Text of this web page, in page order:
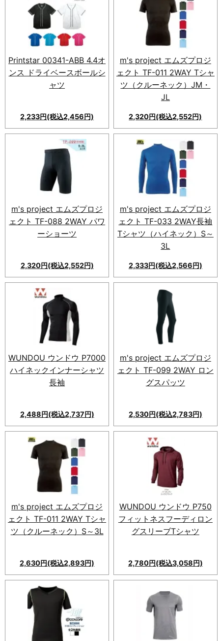
Printstar 00341-ABB 4.4オ
ンス ドライベースボールシ
ャツ
2,233円(税込2,456円)
業界最安値のドライメッシュ素
材を使用した吸汗性・速乾性抜
群のベースボールシャツ。様々
なシーンで活躍。
m's project エムズプロジ
ェクト TF-011 2WAY Tシャ
ツ（クルーネック）JM・
JL
2,320円(税込2,552円)
m's project エムズプロジ
ェクト TF-088 2WAY パワ
ーショーツ
2,320円(税込2,552円)
m's project エムズプロジ
ェクト TF-033 2WAY長袖
Tシャツ（ハイネック）S～
3L
2,333円(税込2,566円)
スポーツシーンで活躍する
2WAY長袖Tシャツ！吸汗速乾
性に優れ、高機能な国産素材。
幅広いサイズ展開とスリムなシ
ルエット。着用感抜群で、ジム
からカジュアルまで対応可能！
WUNDOU ウンドウ P7000
ハイネックインナーシャツ
長袖
2,488円(税込2,737円)
m's project エムズプロジ
ェクト TF-099 2WAY ロン
グスパッツ
2,530円(税込2,783円)
m's project エムズプロジ
ェクト TF-011 2WAY Tシャ
ツ（クルーネック）S～3L
2,630円(税込2,893円)
WUNDOU ウンドウ P750
フィットネスフーディロン
グスリーブTシャツ
2,780円(税込3,058円)